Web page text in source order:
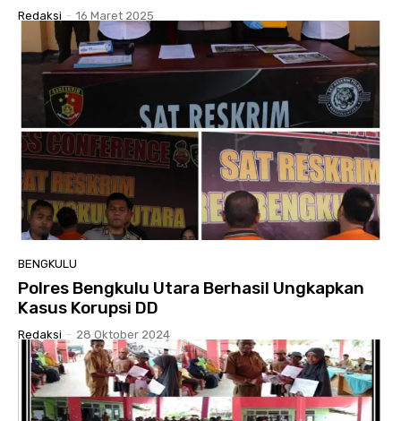
Redaksi - 16 Maret 2025
BENGKULU
Polres Bengkulu Utara Berhasil Ungkapkan
Kasus Korupsi DD
Redaksi - 28 Oktober 2024